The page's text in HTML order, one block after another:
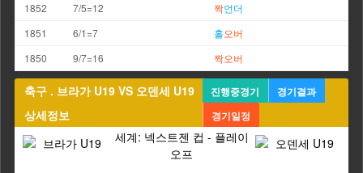
1852
7/5=12 짝언더
1851
6/1=7 홀오버
1850
9/7=16 짝오버
축구 . 브라가 U19 VS 오덴세 U19
상세정보
진행중경기
경기결과
경기일정
세계: 넥스트젠 컵 - 플레이
오프